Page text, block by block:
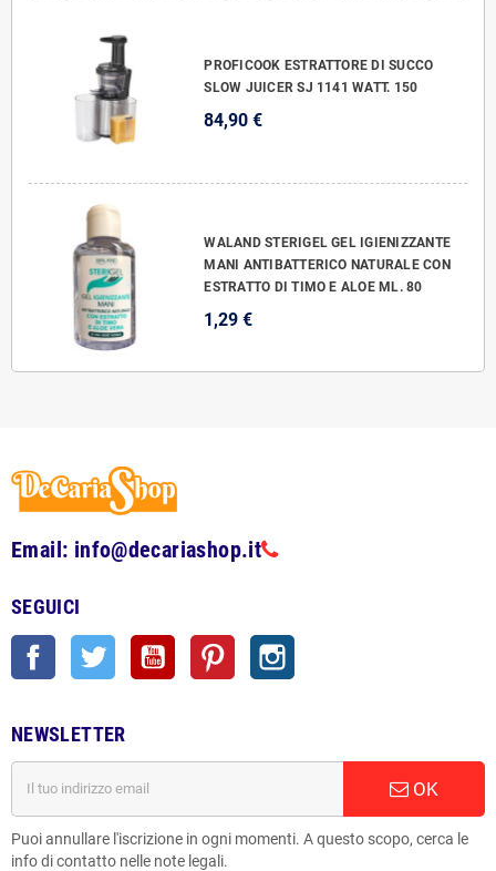
PROFICOOK ESTRATTORE DI SUCCO
SLOW JUICER SJ 1141 WATT. 150
84,90 €
WALAND STERIGEL GEL IGIENIZZANTE
MANI ANTIBATTERICO NATURALE CON
ESTRATTO DI TIMO E ALOE ML. 80
1,29 €
Email: info@decariashop.it
SEGUICI
Facebook Twitter YouTube Pinterest
NEWSLETTER
OK
Puoi annullare l'iscrizione in ogni momenti. A questo scopo, cerca le
info di contatto nelle note legali.